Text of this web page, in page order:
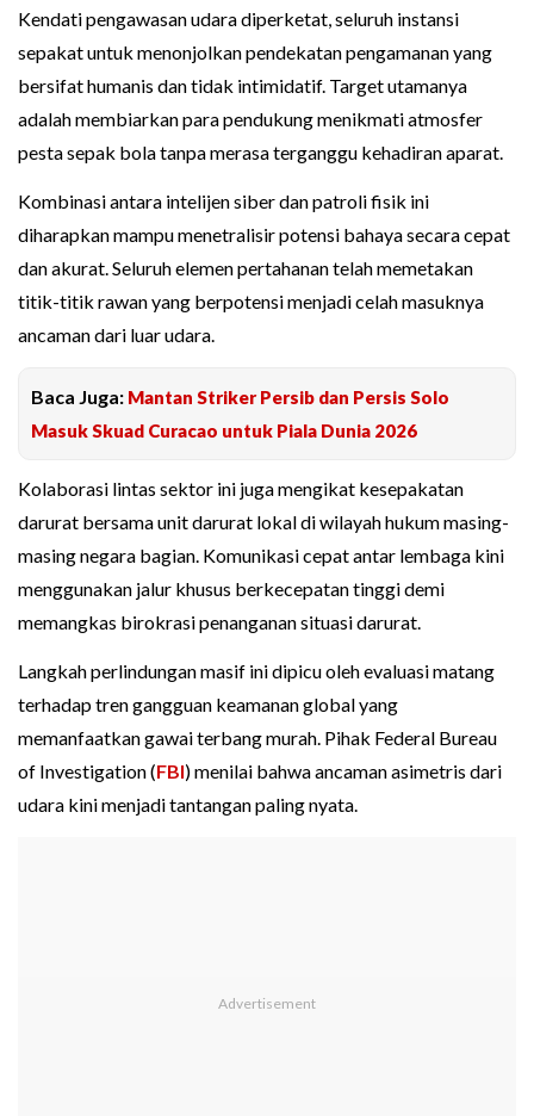
Kendati pengawasan udara diperketat, seluruh instansi
sepakat untuk menonjolkan pendekatan pengamanan yang
bersifat humanis dan tidak intimidatif. Target utamanya
adalah membiarkan para pendukung menikmati atmosfer
pesta sepak bola tanpa merasa terganggu kehadiran aparat.
Kombinasi antara intelijen siber dan patroli fisik ini
diharapkan mampu menetralisir potensi bahaya secara cepat
dan akurat. Seluruh elemen pertahanan telah memetakan
titik-titik rawan yang berpotensi menjadi celah masuknya
ancaman dari luar udara.
Baca Juga: Mantan Striker Persib dan Persis Solo
Masuk Skuad Curacao untuk Piala Dunia 2026
Kolaborasi lintas sektor ini juga mengikat kesepakatan
darurat bersama unit darurat lokal di wilayah hukum masing-
masing negara bagian. Komunikasi cepat antar lembaga kini
menggunakan jalur khusus berkecepatan tinggi demi
memangkas birokrasi penanganan situasi darurat.
Langkah perlindungan masif ini dipicu oleh evaluasi matang
terhadap tren gangguan keamanan global yang
memanfaatkan gawai terbang murah. Pihak Federal Bureau
of Investigation (FBI) menilai bahwa ancaman asimetris dari
udara kini menjadi tantangan paling nyata.